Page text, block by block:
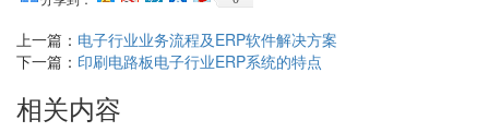
上一篇： 电子行业业务流程及ERP软件解决方案
下一篇： 印刷电路板电子行业ERP系统的特点
相关内容